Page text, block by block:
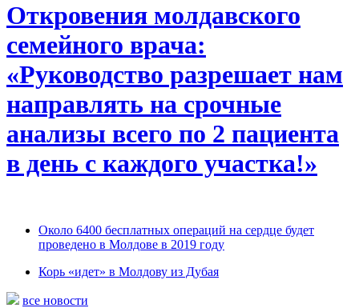
Откровения молдавского
семейного врача:
«Руководство разрешает нам
направлять на срочные
анализы всего по 2 пациента
в день с каждого участка!»
Около 6400 бесплатных операций на сердце будет
проведено в Молдове в 2019 году
Корь «идет» в Молдову из Дубая
все новости